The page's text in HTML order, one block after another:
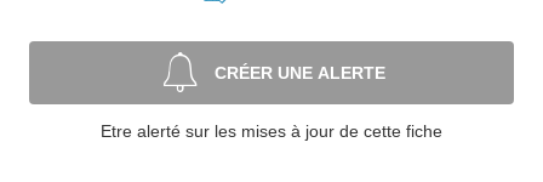
CRÉER UNE ALERTE
Etre alerté sur les mises à jour de cette fiche